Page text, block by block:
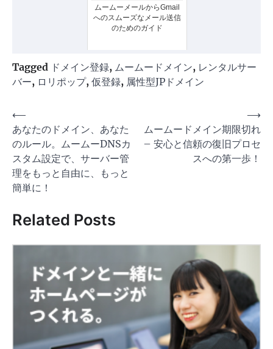
ムームーメールからGmail
へのスムーズなメール送信
のためのガイド
Tagged ドメイン登録, ムームードメイン, レンタルサー
バー, ロリポップ, 仮登録, 属性型JPドメイン
投
稿
ナ
ビ
ゲ
ー
シ
ョ
⟵
あなたのドメイン、あなた
のルール。ムームーDNSカ
スタム設定で、サーバー管
理をもっと自由に、もっと
簡単に！
ムームードメイン期限切れ
– 安心と信頼の復旧プロセ
スへの第一歩！
⟶
Related Posts